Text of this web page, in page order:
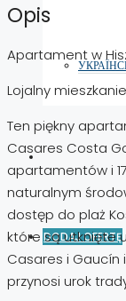
DODAJ OFERTĘ
Opis
Apartament w
Lojalny
Ten piękny
Casares Costa
apartamentów i
naturalnym
dostęp do plaż
które są utknięte
Casares i Gaucín
przynosi urok